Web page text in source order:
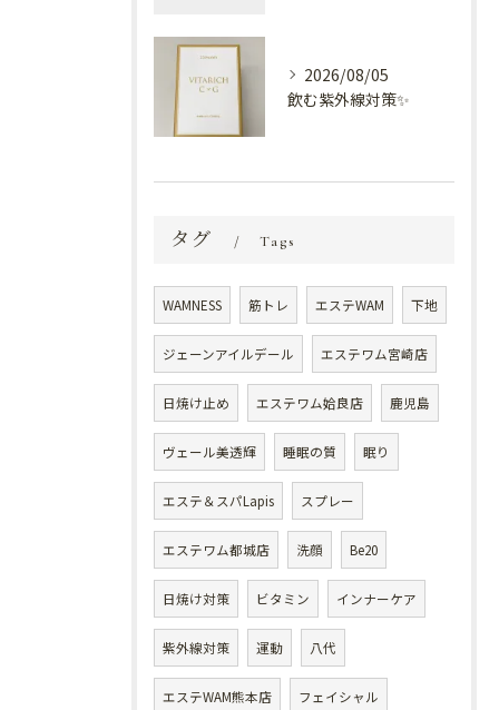
2026/08/05
飲む紫外線対策✨
タグ Tags
WAMNESS 筋トレ エステWAM 下地
ジェーンアイルデール エステワム宮崎店
日焼け止め エステワム姶良店 鹿児島
ヴェール美透輝 睡眠の質 眠り
エステ＆スパLapis スプレー
エステワム都城店 洗顔 Be20
日焼け対策 ビタミン インナーケア
紫外線対策 運動 八代
エステWAM熊本店 フェイシャル